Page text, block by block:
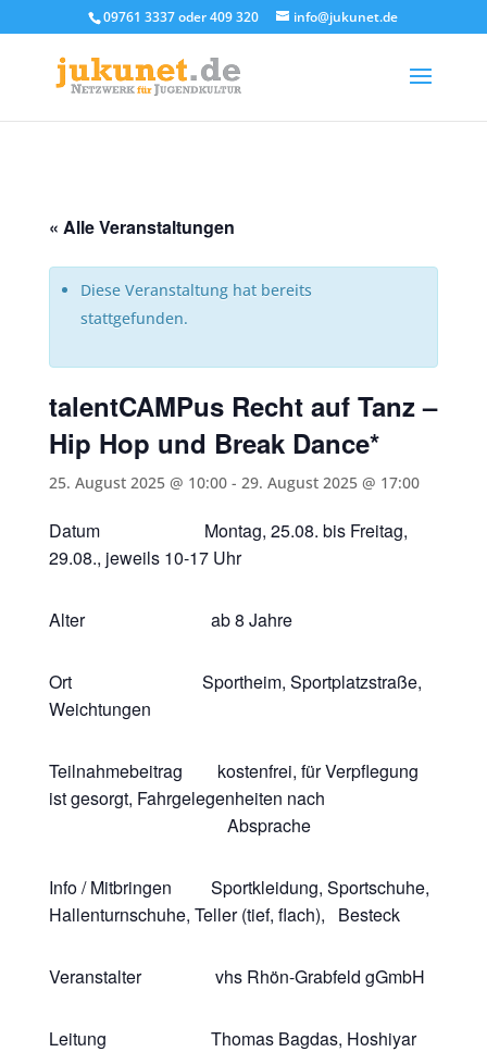
09761 3337 oder 409 320 info@jukunet.de
« Alle Veranstaltungen
Diese Veranstaltung hat bereits
stattgefunden.
talentCAMPus Recht auf Tanz –
Hip Hop und Break Dance*
25. August 2025 @ 10:00- 29. August 2025 @ 17:00
Datum Montag, 25.08. bis Freitag,
29.08., jeweils 10-17 Uhr
Alter ab 8 Jahre
Ort Sportheim, Sportplatzstraße,
Weichtungen
Teilnahmebeitrag kostenfrei, für Verpflegung
ist gesorgt, Fahrgelegenheiten nach
Absprache
Info / Mitbringen Sportkleidung, Sportschuhe,
Hallenturnschuhe, Teller (tief, flach), Besteck
Veranstalter vhs Rhön-Grabfeld gGmbH
Leitung Thomas Bagdas, Hoshiyar